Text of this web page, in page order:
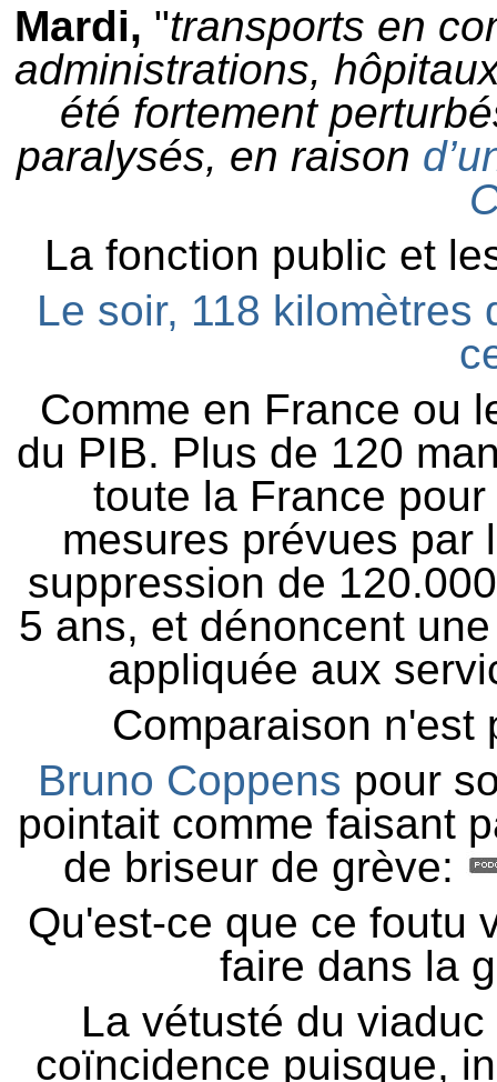
Mardi, "transports en
administrations,
été fortement
paralysés, en raison
La fonction public et
Le soir, 118 kilomètres
Comme en France ou
du PIB. Plus de 120
toute la France
mesures prévues par
suppression de
5 ans, et dénoncent
appliquée aux
Comparaison n'est
Bruno Coppens pour
pointait comme faisant
de briseur de grève:
Qu'est-ce que ce foutu
faire dans la
La vétusté du
coïncidence puisque,